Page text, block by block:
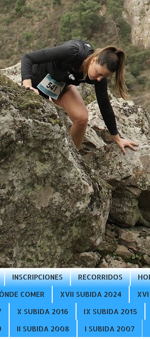
INSCRIPCIONES RECORRIDOS
COMER
XVII SUBIDA 2024
X SUBIDA 2016 IX SUBIDA 2015
II SUBIDA 2008 I SUBIDA 2007